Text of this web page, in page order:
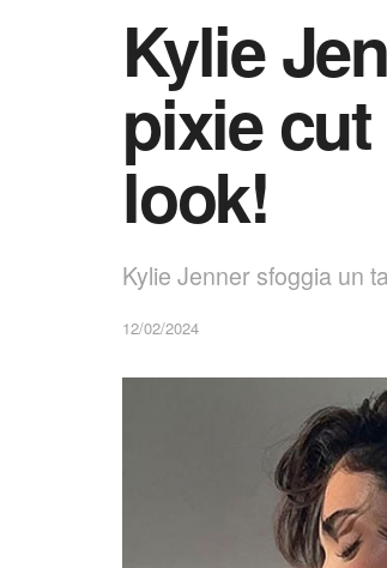
Kylie
pixie
look!
Kylie Jenner sfoggia un
12/02/2024